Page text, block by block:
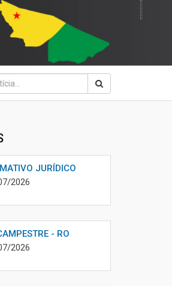
JURÍDICO
2026
- RO
2026